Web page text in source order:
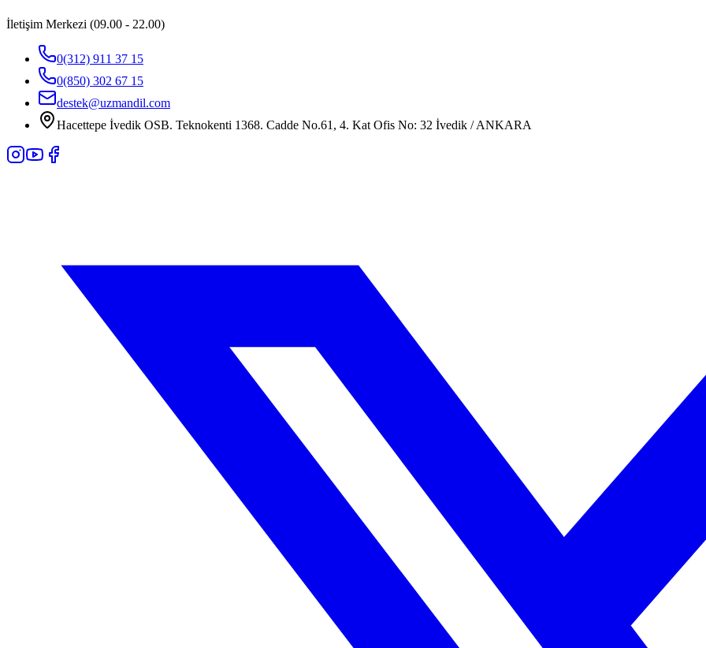
İletişim Merkezi (09.00 - 22.00)
0(312) 911 37 15
0(850) 302 67 15
destek@uzmandil.com
Hacettepe İvedik OSB. Teknokenti 1368. Cadde No.61, 4. Kat Ofis No: 32 İvedik / ANKARA